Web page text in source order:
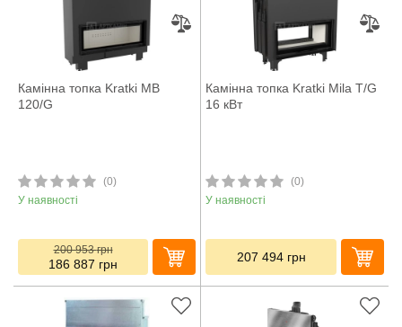
Камінна топка Kratki MB
120/G
(0)
У наявності
200 953грн
186 887 грн
Камінна топка Kratki Mila T/G
16 кВт
(0)
У наявності
207 494 грн